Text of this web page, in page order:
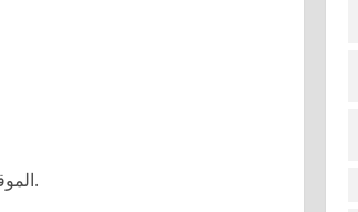
الموقع الاستراتيجي الذي يضمن سهولة تأجير الوحدات للمستأجرين المحليين والدوليين.